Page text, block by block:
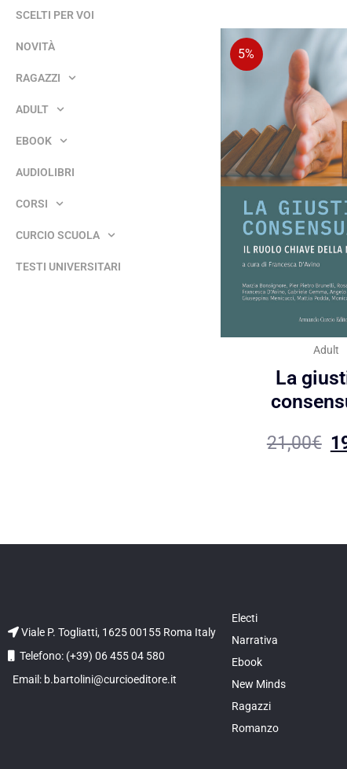
SCELTI PER VOI
NOVITÀ
RAGAZZI
ADULT
EBOOK
AUDIOLIBRI
CORSI
CURCIO SCUOLA
TESTI UNIVERSITARI
5%
Adult
La
21,00€
Viale P. Togliatti, 1625 00155 Roma Italy
Telefono: (+39) 06 455 04 580
Email: b.bartolini@curcioeditore.it
Electi
Narrativa
Ebook
New Minds
Ragazzi
Romanzo